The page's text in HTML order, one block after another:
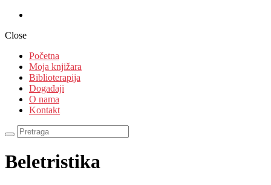
Close
Početna
Moja knjižara
Biblioterapija
Događaji
O nama
Kontakt
Beletristika